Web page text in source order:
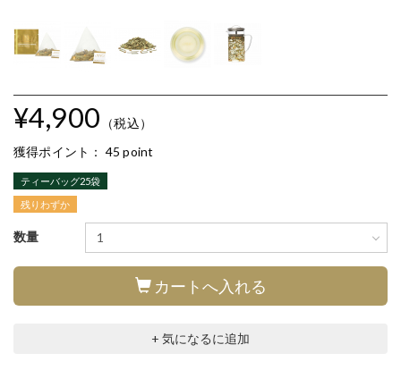
¥4,900 （税込）
獲得ポイント： 45 point
ティーバッグ25袋
残りわずか
数量
カートへ入れる
+ 気になるに追加